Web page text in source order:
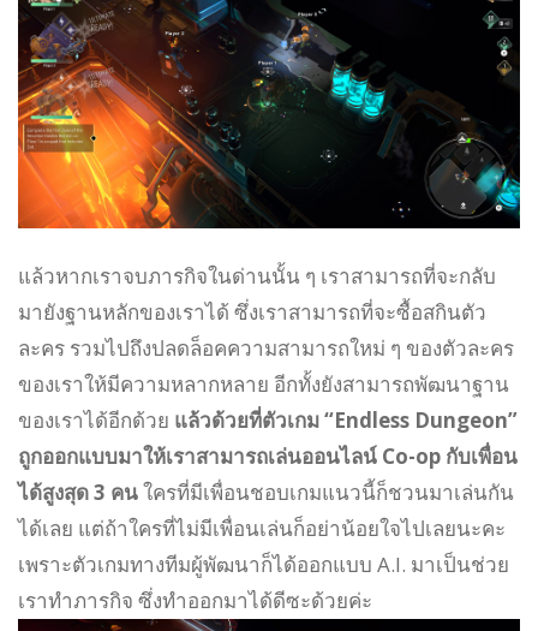
แล้วหากเราจบภารกิจในด่านนั้น ๆ เราสามารถที่จะกลับ
มายังฐานหลักของเราได้ ซึ่งเราสามารถที่จะซื้อสกินตัว
ละคร รวมไปถึงปลดล็อคความสามารถใหม่ ๆ ของตัวละคร
ของเราให้มีความหลากหลาย อีกทั้งยังสามารถพัฒนาฐาน
ของเราได้อีกด้วย แล้วด้วยที่ตัวเกม “Endless Dungeon”
ถูกออกแบบมาให้เราสามารถเล่นออนไลน์ Co-op กับเพื่อน
ได้สูงสุด 3 คนใครที่มีเพื่อนชอบเกมแนวนี้ก็ชวนมาเล่นกัน
ได้เลย แต่ถ้าใครที่ไม่มีเพื่อนเล่นก็อย่าน้อยใจไปเลยนะคะ
เพราะตัวเกมทางทีมผู้พัฒนาก็ได้ออกแบบ A.I. มาเป็นช่วย
เราทำภารกิจ ซึ่งทำออกมาได้ดีซะด้วยค่ะ